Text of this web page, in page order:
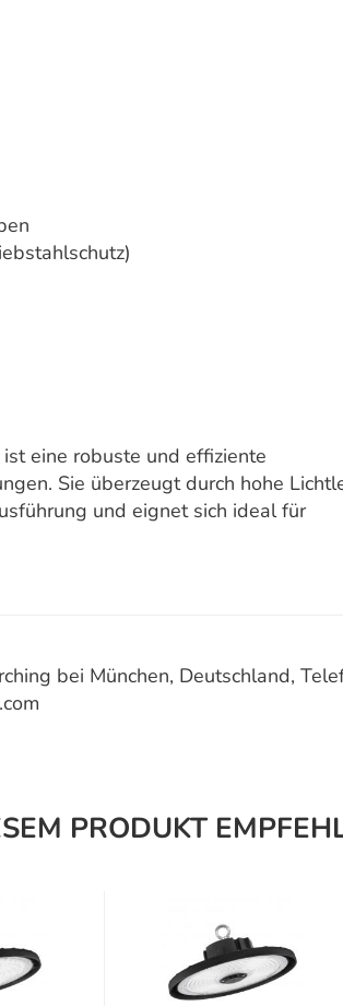
eine robuste und effiziente
Sie überzeugt durch hohe
und eignet sich ideal für
bei München, Deutschland,
PRODUKT